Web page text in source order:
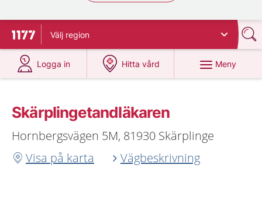
Till startsidan för 1177
Välj region
Logga in
på 1177.se
Hitta vård
på 1177.se
Meny
Skärplingetandläkaren
Hornbergsvägen 5M, 81930 Skärplinge
Visa på karta
Vägbeskrivning